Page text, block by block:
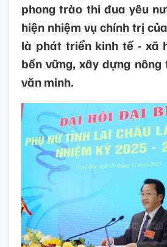
phong trào thi đua yêu
hiện nhiệm vụ chính trị
là phát triển kinh tế - xã
bền vững, xây dựng
văn minh.